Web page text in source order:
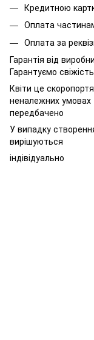
Кредитною
Оплата
Оплата за
Гарантія від
Гарантуємо
Квіти це
неналежних умовах
передбачено
У випадку
вирішуються
індівідуально